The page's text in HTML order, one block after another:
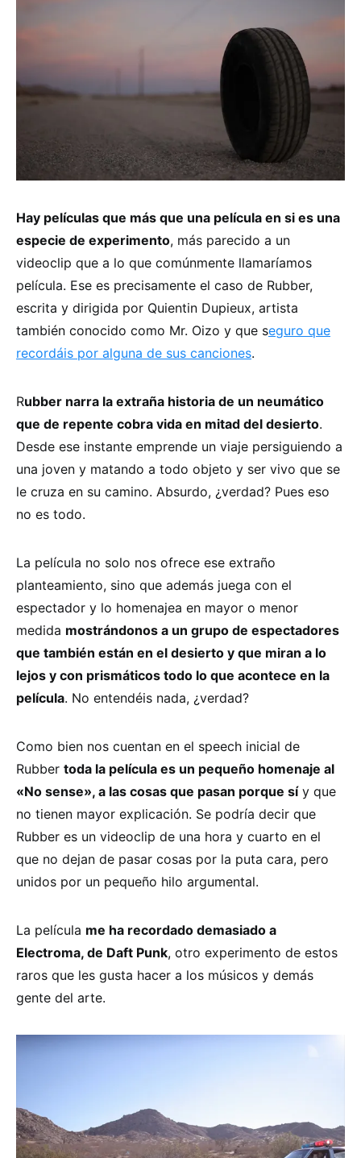
Hay películas que más que una película en si es una
especie de experimento, más parecido a un
videoclip que a lo que comúnmente llamaríamos
película. Ese es precisamente el caso de Rubber,
escrita y dirigida por Quientin Dupieux, artista
también conocido como Mr. Oizo y que seguro que
recordáis por alguna de sus canciones.
Rubber narra la extraña historia de un neumático
que de repente cobra vida en mitad del desierto.
Desde ese instante emprende un viaje persiguiendo a
una joven y matando a todo objeto y ser vivo que se
le cruza en su camino. Absurdo, ¿verdad? Pues eso
no es todo.
La película no solo nos ofrece ese extraño
planteamiento, sino que además juega con el
espectador y lo homenajea en mayor o menor
medida mostrándonos a un grupo de espectadores
que también están en el desierto y que miran a lo
lejos y con prismáticos todo lo que acontece en la
película. No entendéis nada, ¿verdad?
Como bien nos cuentan en el speech inicial de
Rubber toda la película es un pequeño homenaje al
«No sense», a las cosas que pasan porque síy que
no tienen mayor explicación. Se podría decir que
Rubber es un videoclip de una hora y cuarto en el
que no dejan de pasar cosas por la puta cara, pero
unidos por un pequeño hilo argumental.
La película me ha recordado demasiado a
Electroma, de Daft Punk, otro experimento de estos
raros que les gusta hacer a los músicos y demás
gente del arte.